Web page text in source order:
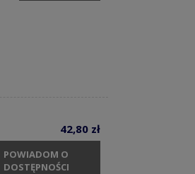
42,80 zł
POWIADOM O
DOSTĘPNOŚCI